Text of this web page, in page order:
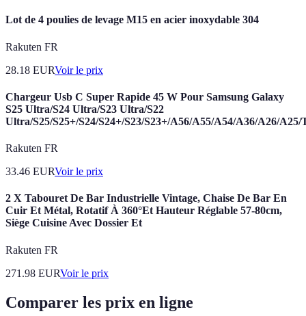
Lot de 4 poulies de levage M15 en acier inoxydable 304
Rakuten FR
28.18 EURVoir le prix
Chargeur Usb C Super Rapide 45 W Pour Samsung Galaxy
S25 Ultra/S24 Ultra/S23 Ultra/S22
Ultra/S25/S25+/S24/S24+/S23/S23+/A56/A55/A54/A36/A26/A25/
Rakuten FR
33.46 EURVoir le prix
2 X Tabouret De Bar Industrielle Vintage, Chaise De Bar En
Cuir Et Métal, Rotatif À 360°Et Hauteur Réglable 57-80cm,
Siège Cuisine Avec Dossier Et
Rakuten FR
271.98 EURVoir le prix
Comparer les prix en ligne